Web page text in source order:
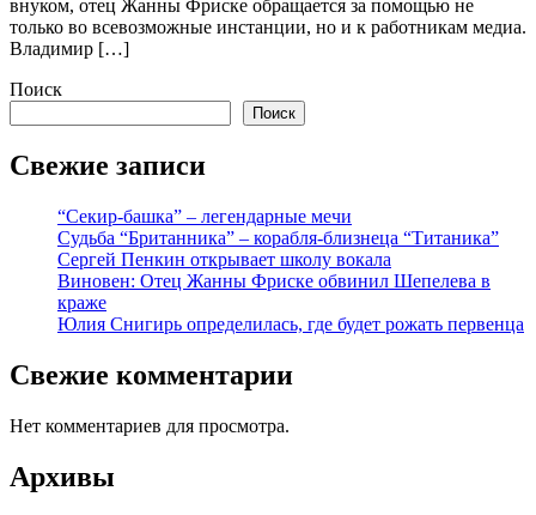
внуком, отец Жанны Фриске обращается за помощью не
только во всевозможные инстанции, но и к работникам медиа.
Владимир […]
Поиск
Поиск
Свежие записи
“Секир-башка” – легендарные мечи
Судьба “Британника” – корабля-близнеца “Титаника”
Сергей Пенкин открывает школу вокала
Виновен: Отец Жанны Фриске обвинил Шепелева в
краже
Юлия Снигирь определилась, где будет рожать первенца
Свежие комментарии
Нет комментариев для просмотра.
Архивы